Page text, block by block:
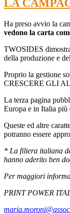
LA
Ha preso avvio la
vedono la carta
TWOSIDES
della produzione e
Proprio la gestione
CRESCERE GLI
La terza pagina
Europa e in Italia più
Queste ed altre
potranno essere
* La filiera italiana
hanno aderito ben
Per maggiori
PRINT POWER